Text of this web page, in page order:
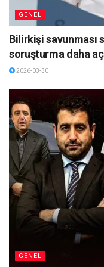
GENEL
Bilirkişi savunması
soruşturma daha
2026-03-30
GENEL